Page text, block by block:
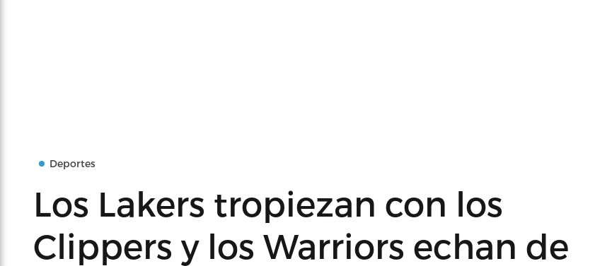
Deportes
Los Lakers tropiezan con los
Clippers y los Warriors echan de